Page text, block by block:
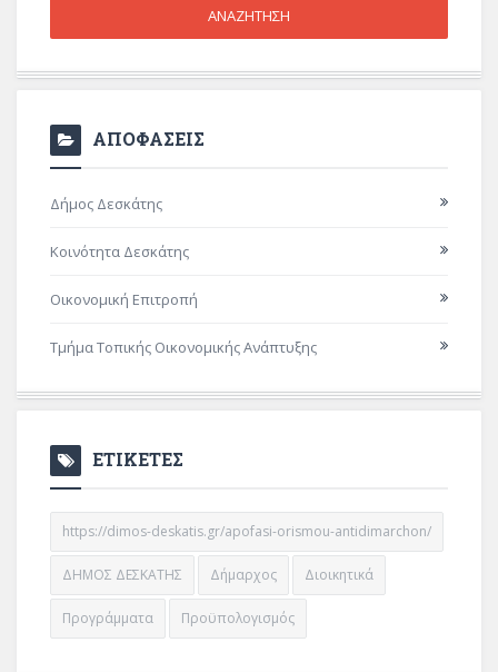
ΑΠΟΦΑΣΕΙΣ
Δήμος Δεσκάτης
Κοινότητα Δεσκάτης
Οικονομική Επιτροπή
Τμήμα Τοπικής Οικονομικής Ανάπτυξης
ΕΤΙΚΕΤΕΣ
https://dimos-deskatis.gr/apofasi-orismou-antidimarchon/
ΔΗΜΟΣ ΔΕΣΚΑΤΗΣ Δήμαρχος Διοικητικά
Προγράμματα Προϋπολογισμός